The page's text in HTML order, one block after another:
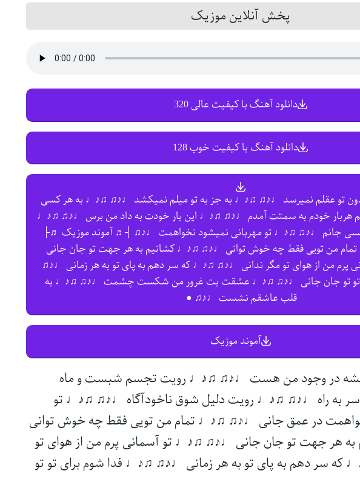
پخش آنلاین موزیک
دانلود آهنگ با کیفیت عالی 320
دانلود آهنگ با کیفیت خوب 128
تو عقلم نمیرسد ♩♪♫ ♫♪♩ به جز به تو میلم نمیکشد ♩♪♫ ♫♪♩ به هر کسی
خودم به سمتت آمدم ♩♪♫ ♫♪♩ این بار خودت به داد من برس ♩♪♫ ♫♪♩
بسی جانم ♩♪♫ ♫♪♩ تو مهربانی نمیشود نخواهمت ♩♪♫ ┤♬ آموند موزیک ♬├
من تویی فقط چه خوش توانی ♩♪♫ ♫♪♩ کشانیم به هر جهت تو جان جانی
پرم من از هوای تو مگر ندانی ♩♪♫ ♫♪♩ که سر دهم به پای تو به هر زمانی ♩♪♫
تو تو جان جانی ♩♪♫ ♫♪♩ عشقت بت غرور من شکست چشمت ♩♪♫ ♫♪♩ به
قلب عاشقم نشست ♩♪♫ ●
آموند موزیک
در وجود من هست ♩♪♫ ♫♪♩ رویت تجسم شبست و ماه
به راه ♩♪♫ ♫♪♩ رویت دلیل شوق ناخودآگاه ♩♪♫ ♫♪♩ تو
در عمق جانی ♩♪♫ ♫♪♩ تمام من تویی فقط چه خوش توانی
هر جهت تو جان جانی ♩♪♫ ♫♪♩ تو آسمانی پرم من از هوای تو
که سر دهم به پای تو به هر زمانی ♩♪♫ ♫♪♩ فدا شوم برای تو تو